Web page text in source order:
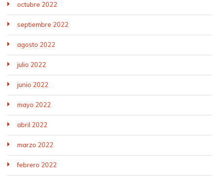
octubre 2022
septiembre 2022
agosto 2022
julio 2022
junio 2022
mayo 2022
abril 2022
marzo 2022
febrero 2022